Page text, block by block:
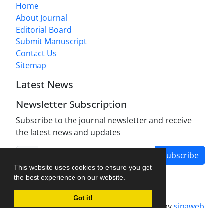
This website uses cookies to ensure you get
the best experience on our website.
Got it!
Home
About Journal
Editorial Board
Submit Manuscript
Contact Us
Sitemap
Latest News
Newsletter Subscription
Subscribe to the journal newsletter and receive
the latest news and updates
Subscribe